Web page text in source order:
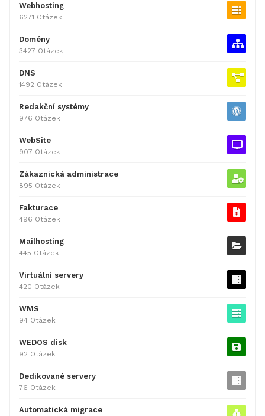
Webhosting
6271 Otázek
Domény
3427 Otázek
DNS
1492 Otázek
Redakční systémy
976 Otázek
WebSite
907 Otázek
Zákaznická administrace
895 Otázek
Fakturace
496 Otázek
Mailhosting
445 Otázek
Virtuální servery
420 Otázek
WMS
94 Otázek
WEDOS disk
92 Otázek
Dedikované servery
76 Otázek
Automatická migrace